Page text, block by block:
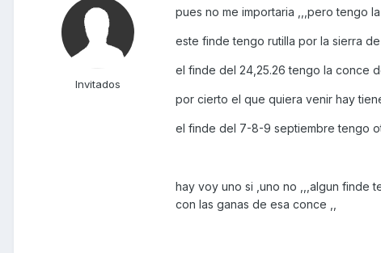
Invitados
pues no me importaria ,,,pero tengo
este finde tengo rutilla por la sierra
el finde del 24,25.26 tengo la conce
por cierto el que quiera venir hay
el finde del 7-8-9 septiembre tengo
hay voy uno si ,uno no ,,,algun finde
con las ganas de esa conce ,,